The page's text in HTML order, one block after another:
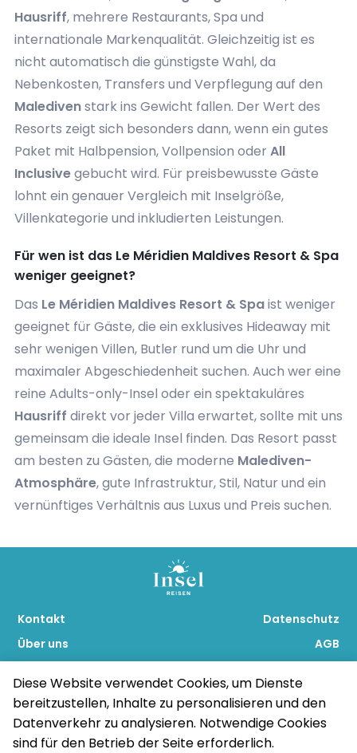
Diese Website verwendet Cookies, um Dienste
bereitzustellen, Inhalte zu personalisieren und den
Datenverkehr zu analysieren. Notwendige Cookies
sind für den Betrieb der Seite erforderlich.
Hausriff, mehrere Restaurants, Spa und
internationale Markenqualität. Gleichzeitig ist es
nicht automatisch die günstigste Wahl, da
Nebenkosten, Transfers und Verpflegung auf den
Maledivenstark ins Gewicht fallen. Der Wert des
Resorts zeigt sich besonders dann, wenn ein gutes
Paket mit Halbpension, Vollpension oder All
Inclusivegebucht wird. Für preisbewusste Gäste
lohnt ein genauer Vergleich mit Inselgröße,
Villenkategorie und inkludierten Leistungen.
Für wen ist das Le Méridien Maldives Resort & Spa
weniger geeignet?
Das Le Méridien Maldives Resort & Spaist weniger
geeignet für Gäste, die ein exklusives Hideaway mit
sehr wenigen Villen, Butler rund um die Uhr und
maximaler Abgeschiedenheit suchen. Auch wer eine
reine Adults-only-Insel oder ein spektakuläres
Hausriff direkt vor jeder Villa erwartet, sollte mit uns
gemeinsam die ideale Insel finden. Das Resort passt
am besten zu Gästen, die moderne Malediven-
Atmosphäre, gute Infrastruktur, Stil, Natur und ein
vernünftiges Verhältnis aus Luxus und Preis suchen.
Kontakt
Über uns
Datenschutz
AGB
www.insel.reisen
powered by Top Tours &